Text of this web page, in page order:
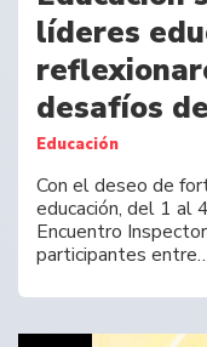
líderes
desafíos
Educación
Con el deseo de
educación, del 1 al
Encuentro
participantes